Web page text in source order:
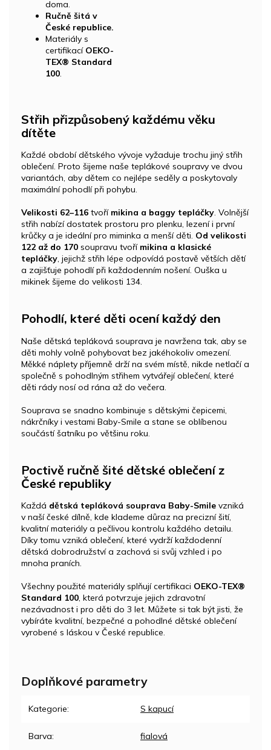
doma.
Ručně šitá v
České republice.
Materiály s
certifikací OEKO-
TEX® Standard
100.
Střih přizpůsobený každému věku
dítěte
Každé období dětského vývoje vyžaduje trochu jiný střih
oblečení. Proto šijeme naše teplákové soupravy ve dvou
variantách, aby dětem co nejlépe seděly a poskytovaly
maximální pohodlí při pohybu.
Velikosti 62–116 tvoří mikina a baggy tepláčky. Volnější
střih nabízí dostatek prostoru pro plenku, lezení i první
krůčky a je ideální pro miminka a menší děti. Od velikosti
122 až do 170 soupravu tvoří mikina a klasické
tepláčky, jejichž střih lépe odpovídá postavě větších dětí
a zajišťuje pohodlí při každodenním nošení. Ouška u
mikinek šijeme do velikosti 134.
Pohodlí, které děti ocení každý den
Naše dětská tepláková souprava je navržena tak, aby se
děti mohly volně pohybovat bez jakéhokoliv omezení.
Měkké náplety příjemně drží na svém místě, nikde netlačí a
společně s pohodlným střihem vytvářejí oblečení, které
děti rády nosí od rána až do večera.
Souprava se snadno kombinuje s dětskými čepicemi,
nákrčníky i vestami Baby-Smile a stane se oblíbenou
součástí šatníku po většinu roku.
Poctivě ručně šité dětské oblečení z
České republiky
Každá dětská tepláková souprava Baby-Smile vzniká
v naší české dílně, kde klademe důraz na precizní šití,
kvalitní materiály a pečlivou kontrolu každého detailu.
Díky tomu vzniká oblečení, které vydrží každodenní
dětská dobrodružství a zachová si svůj vzhled i po
mnoha praních.
Všechny použité materiály splňují certifikaci OEKO-TEX®
Standard 100, která potvrzuje jejich zdravotní
nezávadnost i pro děti do 3 let. Můžete si tak být jisti, že
vybíráte kvalitní, bezpečné a pohodlné dětské oblečení
vyrobené s láskou v České republice.
Doplňkové parametry
Kategorie: S kapucí
Barva: fialová